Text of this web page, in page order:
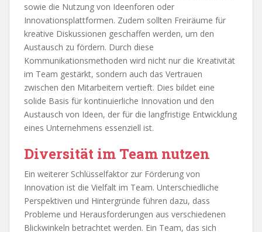
sowie die Nutzung von Ideenforen oder
Innovationsplattformen. Zudem sollten Freiräume für
kreative Diskussionen geschaffen werden, um den
Austausch zu fördern. Durch diese
Kommunikationsmethoden wird nicht nur die Kreativität
im Team gestärkt, sondern auch das Vertrauen
zwischen den Mitarbeitern vertieft. Dies bildet eine
solide Basis für kontinuierliche Innovation und den
Austausch von Ideen, der für die langfristige Entwicklung
eines Unternehmens essenziell ist.
Diversität im Team nutzen
Ein weiterer Schlüsselfaktor zur Förderung von
Innovation ist die Vielfalt im Team. Unterschiedliche
Perspektiven und Hintergründe führen dazu, dass
Probleme und Herausforderungen aus verschiedenen
Blickwinkeln betrachtet werden. Ein Team, das sich